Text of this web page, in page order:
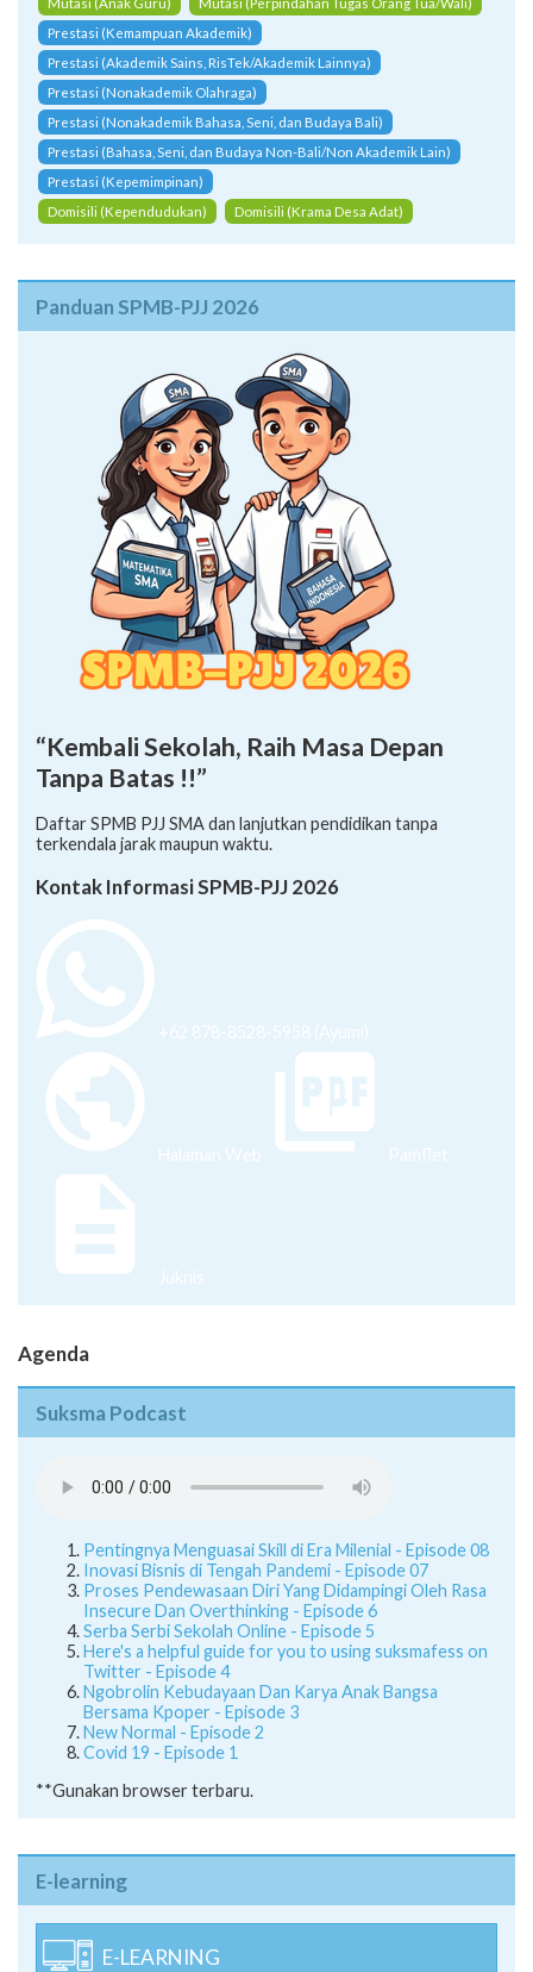
Prestasi (Kemampuan Akademik)
Prestasi (Akademik Sains, RisTek/Akademik Lainnya)
Prestasi (Nonakademik Olahraga)
Prestasi (Nonakademik Bahasa, Seni, dan Budaya Bali)
Prestasi (Bahasa, Seni, dan Budaya Non-Bali/Non Akademik Lain)
Prestasi (Kepemimpinan)
Domisili (Kependudukan)
Domisili (Krama Desa Adat)
Panduan SPMB-PJJ 2026
“Kembali Sekolah, Raih Masa Depan
Tanpa Batas !!”
Daftar SPMB PJJ SMA dan lanjutkan pendidikan tanpa
terkendala jarak maupun waktu.
Kontak Informasi SPMB-PJJ 2026
+62 878-8528-5958 (Ayumi)
Halaman Web Pamflet
Juknis
Agenda
Suksma Podcast
Pentingnya Menguasai Skill di Era Milenial - Episode 08
Inovasi Bisnis di Tengah Pandemi - Episode 07
Proses Pendewasaan Diri Yang Didampingi Oleh Rasa
Insecure Dan Overthinking - Episode 6
Serba Serbi Sekolah Online - Episode 5
Here's a helpful guide for you to using suksmafess on
Twitter - Episode 4
Ngobrolin Kebudayaan Dan Karya Anak Bangsa
Bersama Kpoper - Episode 3
New Normal - Episode 2
Covid 19 - Episode 1
**Gunakan browser terbaru.
E-learning
E-LEARNING